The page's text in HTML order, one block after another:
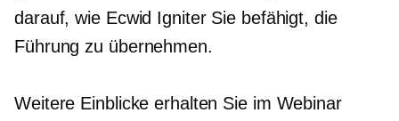
darauf, wie Ecwid Igniter Sie befähigt, die
Führung zu übernehmen.
Weitere Einblicke erhalten Sie im Webinar